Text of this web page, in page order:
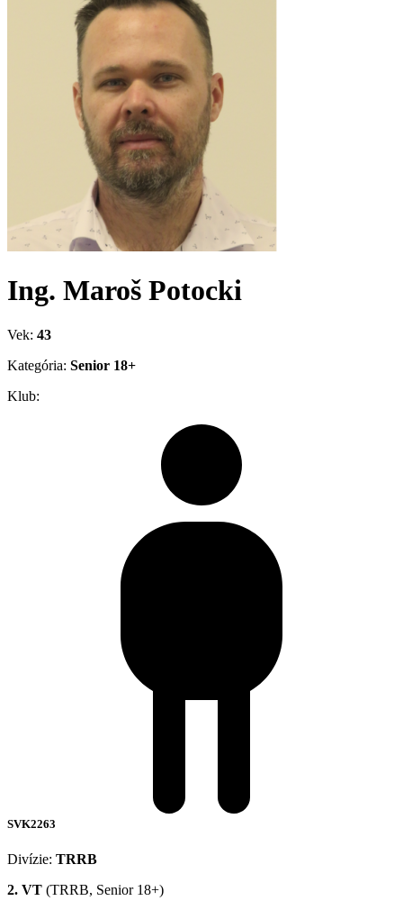
Ing. Maroš Potocki
Vek: 43
Kategória: Senior 18+
Klub:
SVK2263
Divízie: TRRB
2. VT (TRRB, Senior 18+)